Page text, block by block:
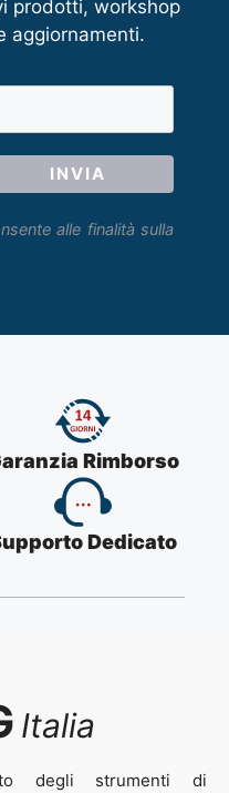
prodotti, workshop
aggiornamenti.
alle finalità sulla
Rimborso
Dedicato
Italia
degli strumenti di